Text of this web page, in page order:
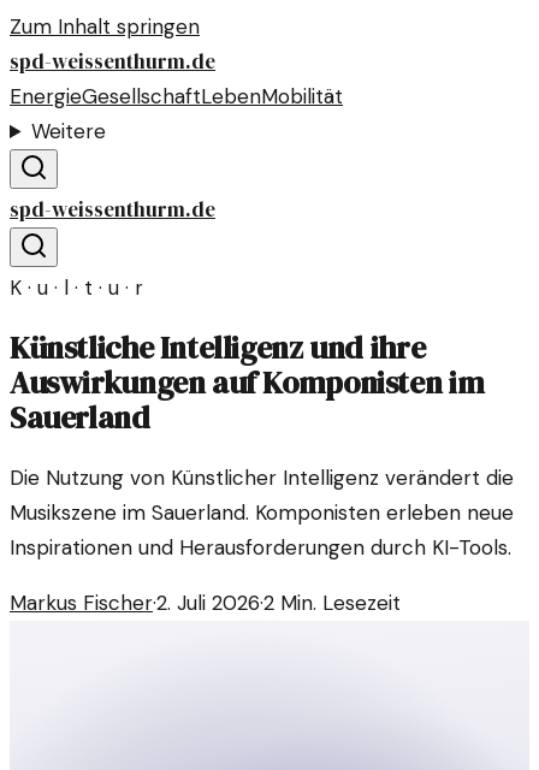
Zum Inhalt springen
spd-weissenthurm.de
EnergieGesellschaftLebenMobilität
Weitere
spd-weissenthurm.de
K · u · l · t · u · r
Künstliche Intelligenz und ihre
Auswirkungen auf Komponisten im
Sauerland
Die Nutzung von Künstlicher Intelligenz verändert die
Musikszene im Sauerland. Komponisten erleben neue
Inspirationen und Herausforderungen durch KI-Tools.
Markus Fischer·2. Juli 2026·2 Min. Lesezeit